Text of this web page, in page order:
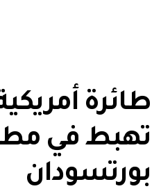
طائرة
تهبط في
بورتسودان